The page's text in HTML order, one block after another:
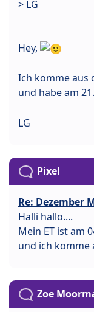
> LG
Hey,
Ich komme aus
und habe am
LG
Pixel
Re: Dezember
Halli hallo....
Mein ET ist am
und ich komme
Zoe